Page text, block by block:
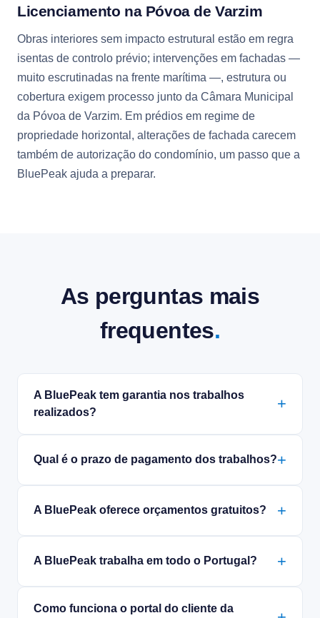
Licenciamento na Póvoa de Varzim
Obras interiores sem impacto estrutural estão em regra
isentas de controlo prévio; intervenções em fachadas —
muito escrutinadas na frente marítima —, estrutura ou
cobertura exigem processo junto da Câmara Municipal
da Póvoa de Varzim. Em prédios em regime de
propriedade horizontal, alterações de fachada carecem
também de autorização do condomínio, um passo que a
BluePeak ajuda a preparar.
As perguntas mais
frequentes.
A BluePeak tem garantia nos trabalhos
realizados?
Qual é o prazo de pagamento dos trabalhos?
A BluePeak oferece orçamentos gratuitos?
A BluePeak trabalha em todo o Portugal?
Como funciona o portal do cliente da